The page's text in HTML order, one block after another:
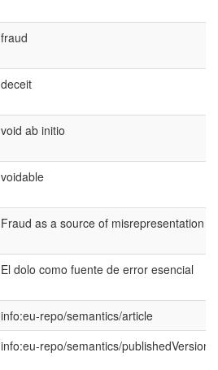
fraud
deceit
void ab initio
voidable
Fraud as a source of misrepresentation
El dolo como fuente de error esencial
info:eu-repo/semantics/article
info:eu-repo/semantics/publishedVersion